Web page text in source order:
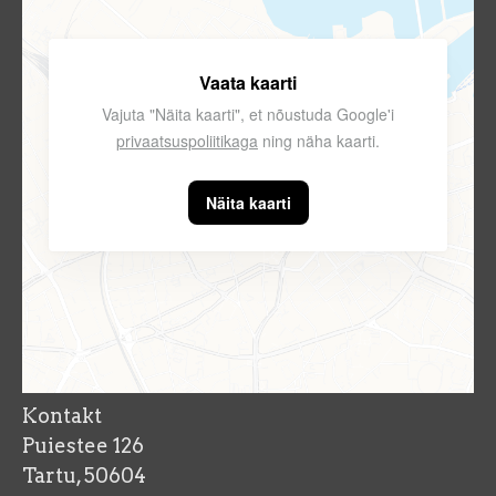
Vaata kaarti
Vajuta "Näita kaarti", et nõustuda Google'i
privaatsuspoliitikaga ning näha kaarti.
Näita kaarti
Kontakt
Puiestee 126
Tartu, 50604